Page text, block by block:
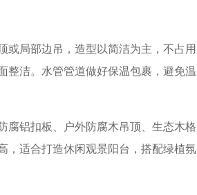
或局部边吊，造型以简洁为主，不占用
整洁。水管管道做好保温包裹，避免温
腐铝扣板、户外防腐木吊顶、生态木格
，适合打造休闲观景阳台，搭配绿植氛